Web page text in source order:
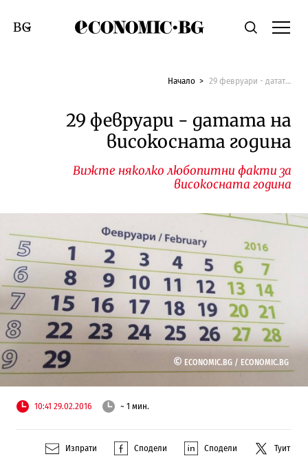
Economic.bgТърсене
Смяна на език
Начало 29 февруари - датата на високосната година
29 февруари - датата на
високосната година
Вижте няколко любопитни факти за
високосната година
© ECONOMIC.BG / ECONOMIC.BG
10:41 29.02.2016 ~ 1 мин.
Изпрати Сподели Сподели Туит